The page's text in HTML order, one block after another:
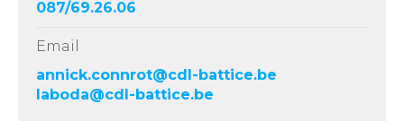
087/69.26.06
Email
annick.connrot@cdl-battice.be
laboda@cdl-battice.be